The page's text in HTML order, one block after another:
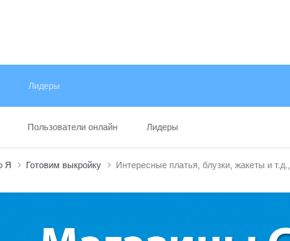
Пользователи онлайн Лидеры
Лидеры
Я Готовим выкройку Интересные платья, блузки, жакеты и